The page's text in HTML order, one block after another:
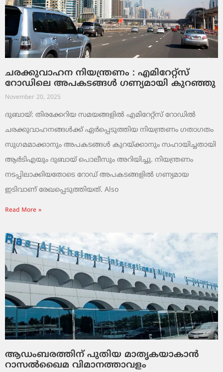
ചരക്കുവാഹന നിയന്ത്രണം : എമിറേറ്റ്സ്
റോഡിലെ അപകടങ്ങൾ ഗണ്യമായി കുറഞ്ഞു
November 20, 2025
ദുബായ്: തിരക്കേറിയ സമയങ്ങളിൽ എമിറേറ്റ്സ് റോഡിൽ
ചരക്കുവാഹനങ്ങൾക്ക് ഏർപ്പെടുത്തിയ നിയന്ത്രണം ഗതാഗതം
സുഗമമാക്കാനും അപകടങ്ങൾ കുറയ്ക്കാനും സഹായിച്ചതായി
ആർടിഎയും ദുബായ് പൊലീസും അറിയിച്ചു. നിയന്ത്രണം
നടപ്പിലാക്കിയതോടെ റോഡ് അപകടങ്ങളിൽ ഗണ്യമായ
ഇടിവാണ് രേഖപ്പെടുത്തിയത്. Also
Read More »
ആഡംബരത്തിന് പുതിയ മാതൃകയാകാൻ
റാസൽഖൈമ വിമാനത്താവളം